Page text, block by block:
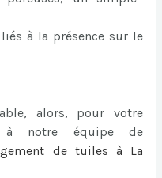
à la présence sur le
alors, pour votre
à notre équipe de
de tuiles à La